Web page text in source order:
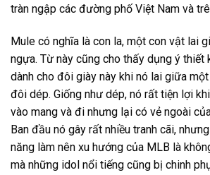
tràn ngập các đường phố Việt Nam và
Mule có nghĩa là con la, một con vật lai
ngựa. Từ này cũng cho thấy dụng ý thiết
dành cho đôi giày này khi nó lai giữa
đôi dép. Giống như dép, nó rất tiện lợi
vào mang và đi nhưng lại có vẻ ngoài
Ban đầu nó gây rất nhiều tranh cãi,
năng làm nên xu hướng của MLB là
mà những idol nổi tiếng cũng bị chinh